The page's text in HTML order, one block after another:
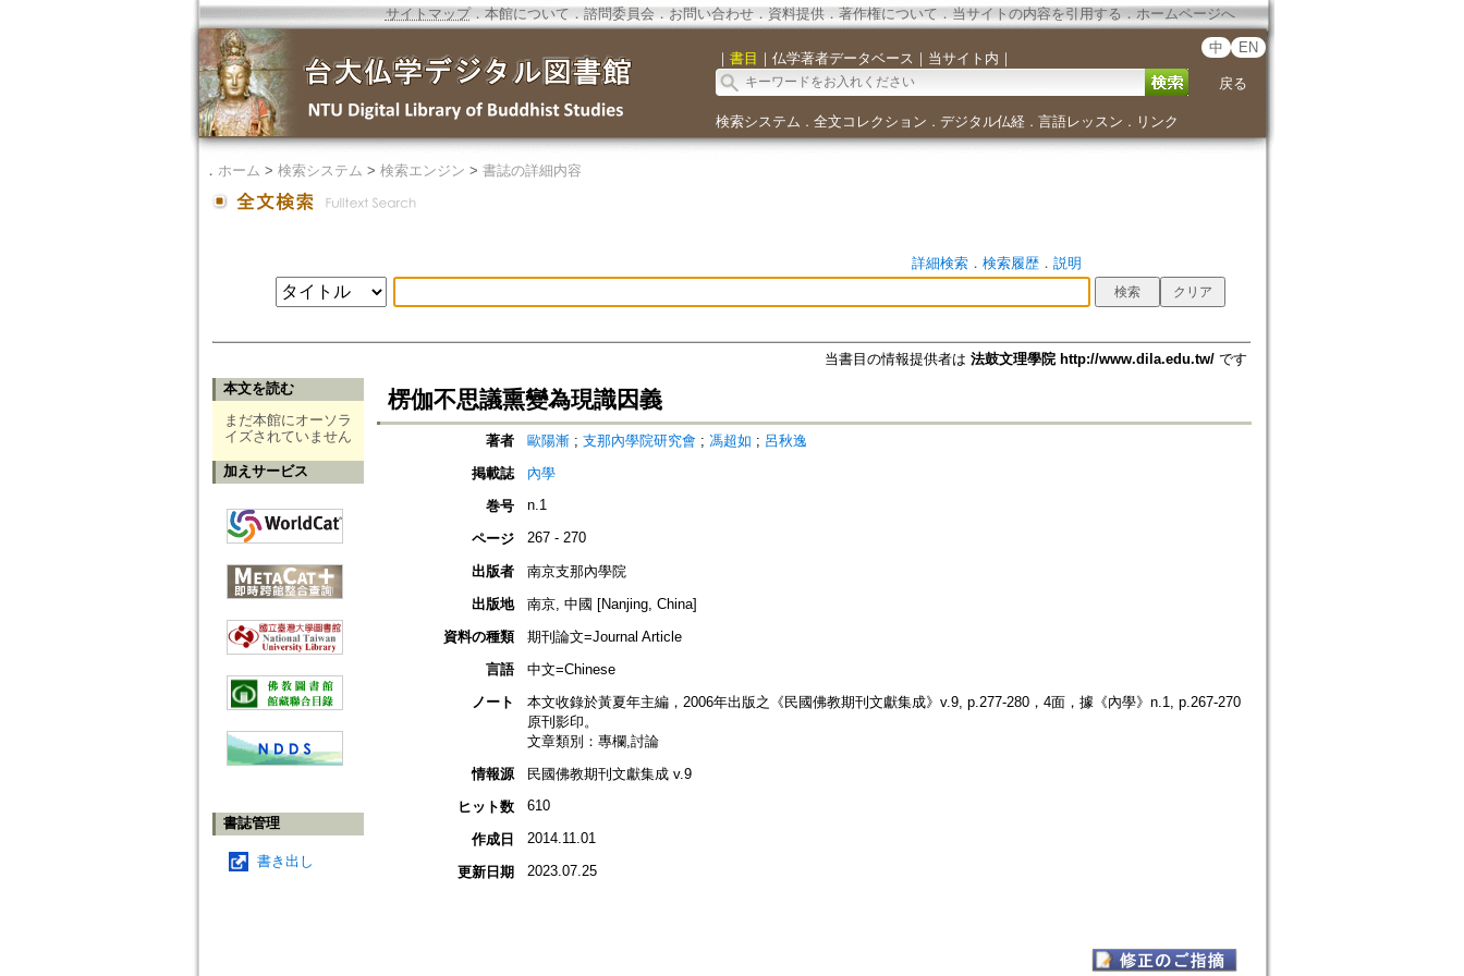
サイトマップ．本館について ． 諮問委員会． お問い合わせ． 資料提供． 著作権について．当サイトの内容を引用する ． ホームページへ
｜ 書目 ｜ 仏学著者データベース ｜ 当サイト内 ｜
中 EN
戻る
検索システム ． 全文コレクション ． デジタル仏経． 言語レッスン ． リンク
． ホーム > 検索システム > 検索エンジン > 書誌の詳細内容
詳細検索． 検索履歴． 説明
当書目の情報提供者は 法鼓文理學院 http://www.dila.edu.tw/です
本文を読む
まだ本館にオーソラ
イズされていません
加えサービス
書誌管理
書き出し
楞伽不思議熏變為現識因義
著者 歐陽漸; 支那內學院研究會; 馮超如 ; 呂秋逸
掲載誌
內學
巻号
n.1
ページ 267 - 270
出版者
南京支那內學院
出版地
南京, 中國 [Nanjing, China]
資料の種類
期刊論文=Journal Article
言語
中文=Chinese
ノート
本文收錄於黃夏年主編，2006年出版之《民國佛教期刊文獻集成》v.9, p.277-280，4面，據《內學》n.1, p.267-270
原刊影印。
文章類別：專欄,討論
情報源
民國佛教期刊文獻集成 v.9
ヒット数
610
作成日 2014.11.01
更新日期 2023.07.25